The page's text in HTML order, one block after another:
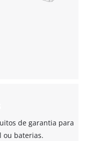
used.
de garantia para
ou baterias.